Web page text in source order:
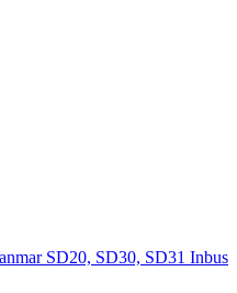
SD20, SD30, SD31 Inbus